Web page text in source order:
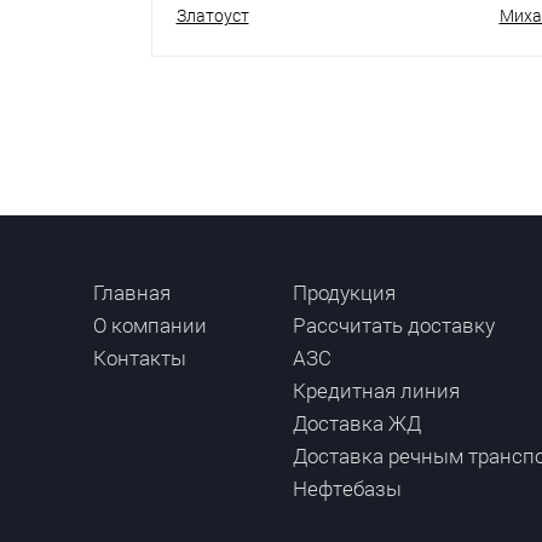
Златоуст
Главная
О компании
Контакты
Продукция
Рассчитать доставку
АЗС
Кредитная линия
Доставка ЖД
Доставка речным
Нефтебазы